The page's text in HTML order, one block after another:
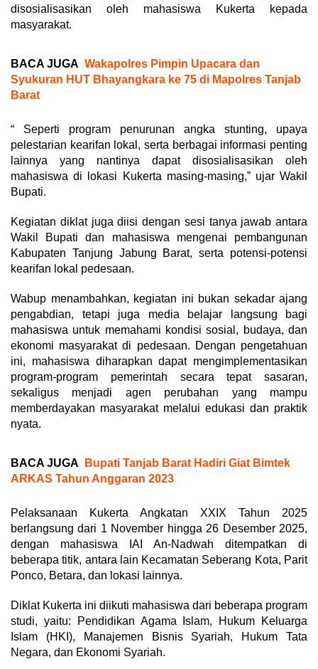
disosialisasikan oleh mahasiswa Kukerta kepada
masyarakat.
BACA JUGA Wakapolres Pimpin Upacara dan
Syukuran HUT Bhayangkara ke 75 di Mapolres Tanjab
Barat
“ Seperti program penurunan angka stunting, upaya
pelestarian kearifan lokal, serta berbagai informasi penting
lainnya yang nantinya dapat disosialisasikan oleh
mahasiswa di lokasi Kukerta masing-masing,” ujar Wakil
Bupati.
Kegiatan diklat juga diisi dengan sesi tanya jawab antara
Wakil Bupati dan mahasiswa mengenai pembangunan
Kabupaten Tanjung Jabung Barat, serta potensi-potensi
kearifan lokal pedesaan.
Wabup menambahkan, kegiatan ini bukan sekadar ajang
pengabdian, tetapi juga media belajar langsung bagi
mahasiswa untuk memahami kondisi sosial, budaya, dan
ekonomi masyarakat di pedesaan. Dengan pengetahuan
ini, mahasiswa diharapkan dapat mengimplementasikan
program-program pemerintah secara tepat sasaran,
sekaligus menjadi agen perubahan yang mampu
memberdayakan masyarakat melalui edukasi dan praktik
nyata.
BACA JUGA
Bupati Tanjab Barat Hadiri Giat Bimtek
ARKAS Tahun Anggaran 2023
Pelaksanaan Kukerta Angkatan XXIX Tahun 2025
berlangsung dari 1 November hingga 26 Desember 2025,
dengan mahasiswa IAI An-Nadwah ditempatkan di
beberapa titik, antara lain Kecamatan Seberang Kota, Parit
Ponco, Betara, dan lokasi lainnya.
Diklat Kukerta ini diikuti mahasiswa dari beberapa program
studi, yaitu: Pendidikan Agama Islam, Hukum Keluarga
Islam (HKI), Manajemen Bisnis Syariah, Hukum Tata
Negara, dan Ekonomi Syariah.